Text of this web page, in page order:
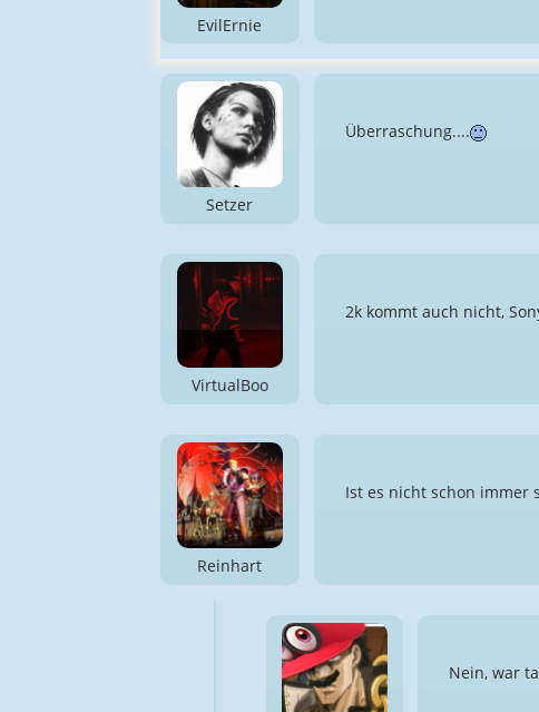
EvilErnie
Setzer
Überraschung....
VirtualBoo
2k kommt auch nicht,
Reinhart
Ist es nicht schon immer
Nein, war